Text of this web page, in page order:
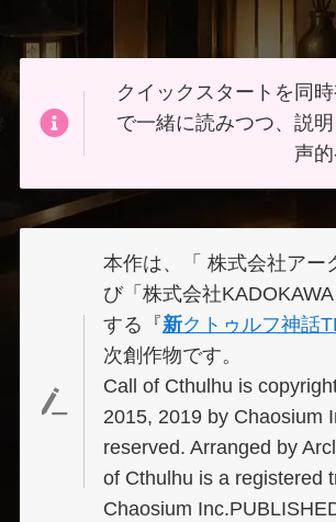
クイックスタートを同
で一緒に読みつつ、説
声
本作は、「 株式会社アー
び「株式会社
する『新クトゥルフ神話
次創作物です。
Call of Cthulhu is
2015, 2019 by Chaosium
reserved. Arranged by
of Cthulhu is a registered
Chaosium